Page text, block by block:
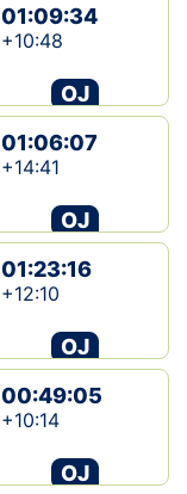
01:09:34
+10:48
OJ
01:06:07
+14:41
OJ
01:23:16
+12:10
OJ
00:49:05
+10:14
OJ